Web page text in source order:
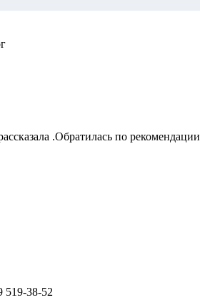
.Обратилась по
519-38-52